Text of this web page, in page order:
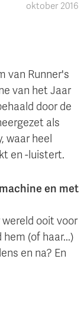
oktober 2016
van Runner's
van het Jaar
door de
als
waar heel
en -luistert.
en met
ooit voor
(of haar...)
en na? En